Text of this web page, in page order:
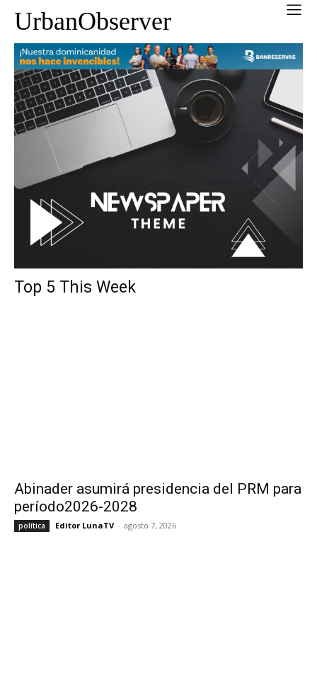
UrbanObserver
Top 5 This Week
Abinader asumirá presidencia del PRM para
período2026-2028
política Editor LunaTV - agosto 7, 2026